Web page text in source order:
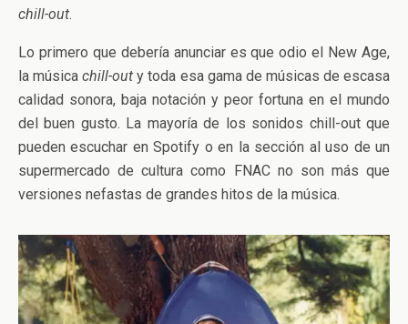
chill-out.
Lo primero que debería anunciar es que odio el New Age,
la músicachill-out y toda esa gama de músicas de escasa
calidad sonora, baja notación y peor fortuna en el mundo
del buen gusto. La mayoría de los sonidos chill-out que
pueden escuchar en Spotify o en la sección al uso de un
supermercado de cultura como FNAC no son más que
versiones nefastas de grandes hitos de la música.